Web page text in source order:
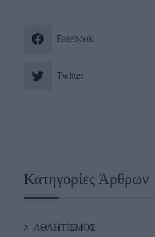
Facebook
Twitter
Κατηγορίες Άρθρων
ΑΘΛΗΤΙΣΜΟΣ